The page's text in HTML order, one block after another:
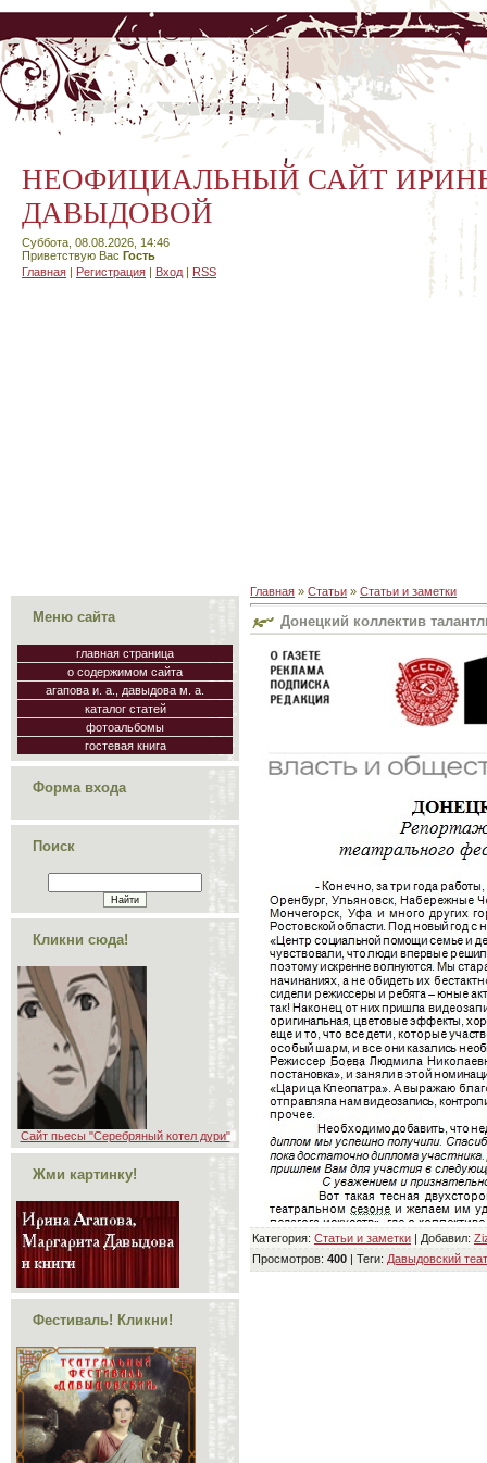
НЕОФИЦИАЛЬНЫЙ САЙТ
ДАВЫДОВОЙ
Суббота, 08.08.2026, 14:46
Приветствую Вас Гость
Главная | Регистрация | Вход | RSS
Меню сайта
главная страница
о содержимом сайта
агапова и. а., давыдова м. а.
каталог статей
фотоальбомы
гостевая книга
Форма входа
Поиск
Кликни сюда!
Сайт пьесы "Серебряный котел дури"
Жми картинку!
Фестиваль! Кликни!
Главная » Статьи » Статьи и заметки
Донецкий коллектив
Категория: Статьи и заметки | Добавил:
Просмотров: 400 | Теги: Давыдовский